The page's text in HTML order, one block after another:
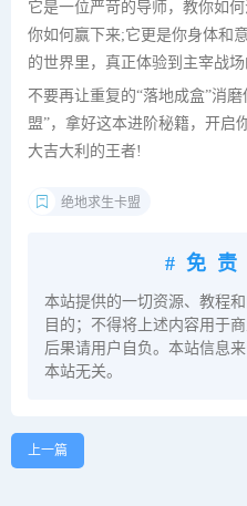
它是一位严苛的导师，教你如
你如何赢下来;它更是你身体和
的世界里，真正体验到主宰战场
不要再让重复的“落地成盒”消
盟”，拿好这本进阶秘籍，开启
大吉大利的王者!
绝地求生卡盟
#免
本站提供的一切资源、教程
目的；不得将上述内容用于
后果请用户自负。本站信息
本站无关。
上一篇